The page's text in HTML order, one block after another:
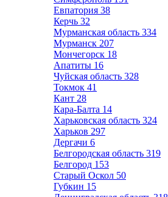
Евпатория 38
Керчь 32
Мурманская область 334
Мурманск 207
Мончегорск 18
Апатиты 16
Чуйская область 328
Токмок 41
Кант 28
Кара-Балта 14
Харьковская область 324
Харьков 297
Дергачи 6
Белгородская область 319
Белгород 153
Старый Оскол 50
Губкин 15